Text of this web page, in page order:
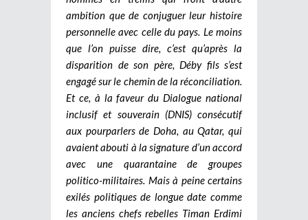
ambition que de conjuguer leur histoire
personnelle avec celle du pays. Le moins
que l’on puisse dire, c’est qu’après la
disparition de son père, Déby fils s’est
engagé sur le chemin de la réconciliation.
Et ce, à la faveur du Dialogue national
inclusif et souverain (DNIS) consécutif
aux pourparlers de Doha, au Qatar, qui
avaient abouti à la signature d’un accord
avec une quarantaine de groupes
politico-militaires. Mais à peine certains
exilés politiques de longue date comme
les anciens chefs rebelles Timan Erdimi